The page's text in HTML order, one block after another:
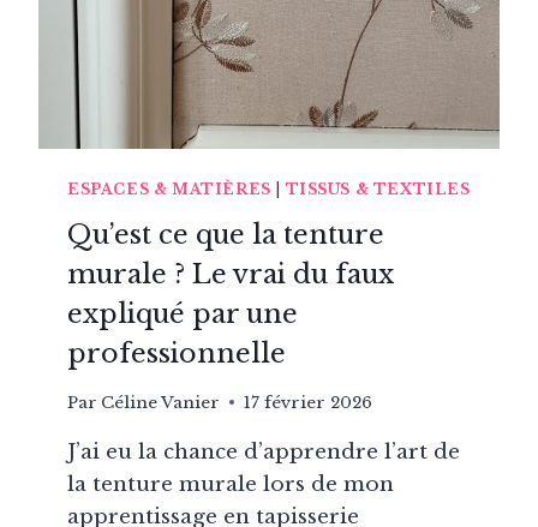
D’USAGE
INTENSIF
ESPACES & MATIÈRES TISSUS & TEXTILES
Qu’est ce que la tenture
murale ? Le vrai du faux
expliqué par une
professionnelle
Par Céline Vanier 17 février 2026
J’ai eu la chance d’apprendre l’art de
la tenture murale lors de mon
apprentissage en tapisserie